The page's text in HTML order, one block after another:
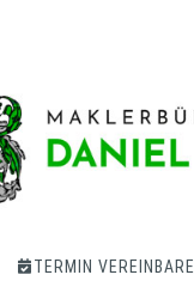
TERMIN